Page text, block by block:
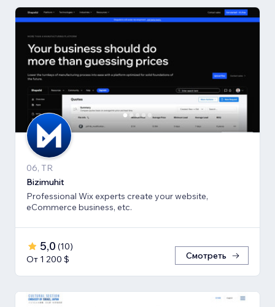
06, TR
Bizimuhit
Professional Wix experts create your website,
eCommerce business, etc.
5,0 (10)
От 1 200 $
Смотреть